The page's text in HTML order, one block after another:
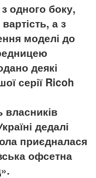
одного боку,
а з
моделі до
деякі
серії Ricoh
власників
дедалі
приєдналася
офсетна